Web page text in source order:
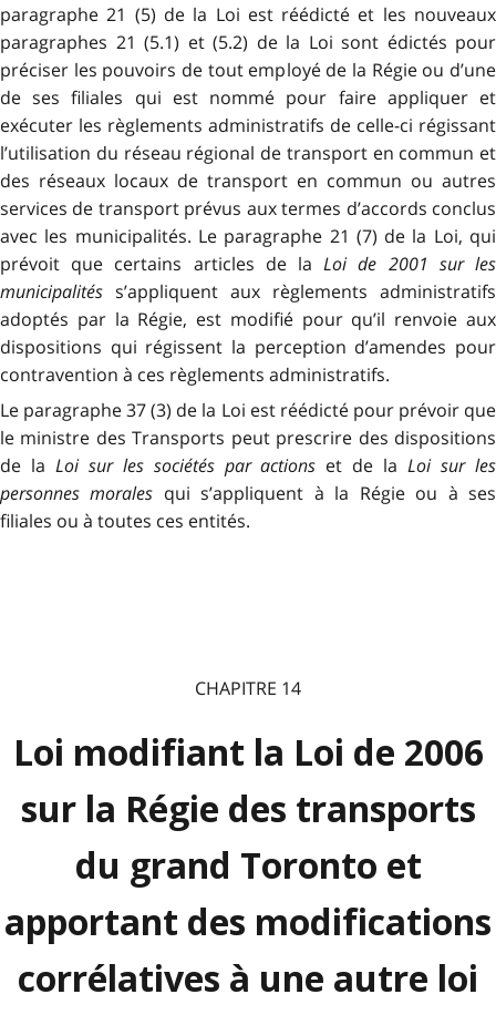
paragraphe 21 (5) de la Loi est réédicté et les nouveaux
paragraphes 21 (5.1) et (5.2) de la Loi sont édictés pour
préciser les pouvoirs de tout employé de la Régie ou d’une
de ses filiales qui est nommé pour faire appliquer et
exécuter les règlements administratifs de celle-ci régissant
l’utilisation du réseau régional de transport en commun et
des réseaux locaux de transport en commun ou autres
services de transport prévus aux termes d’accords conclus
avec les municipalités. Le paragraphe 21 (7) de la Loi, qui
prévoit que certains articles de laLoi de 2001 sur les
municipalités s’appliquent aux règlements administratifs
adoptés par la Régie, est modifié pour qu’il renvoie aux
dispositions qui régissent la perception d’amendes pour
contravention à ces règlements administratifs.
Le paragraphe 37 (3) de la Loi est réédicté pour prévoir que
le ministre des Transports peut prescrire des dispositions
de la Loi sur les sociétés par actions et de laLoi sur les
personnes morales qui s’appliquent à la Régie ou à ses
filiales ou à toutes ces entités.
CHAPITRE 14
Loi modifiant la Loi de 2006
sur la Régie des transports
du grand Toronto et
apportant des modifications
corrélatives à une autre loi